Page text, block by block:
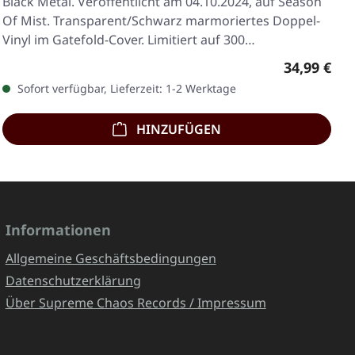
Of Mist. Transparent/Schwarz marmoriertes Doppel-
Vinyl im Gatefold-Cover. Limitiert auf 300…
Regulärer
34,99 €
Sofort verfügbar, Lieferzeit: 1-2 Werktage
HINZUFÜGEN
Informationen
Allgemeine Geschäftsbedingungen
Datenschutzerklärung
Über Supreme Chaos Records / Impressum